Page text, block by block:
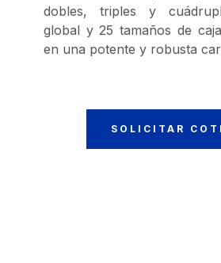
dobles, triples y
global y 25 tamaños de
en una potente y robusta
SOLICITAR